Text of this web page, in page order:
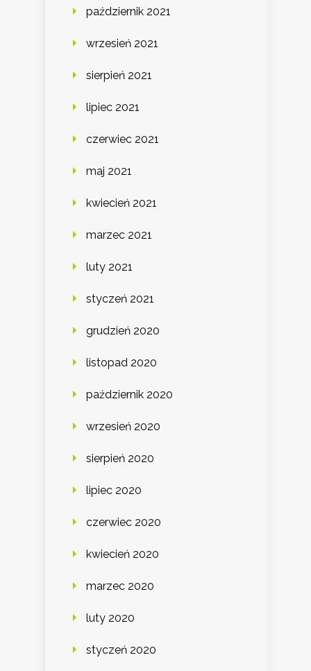
październik 2021
wrzesień 2021
sierpień 2021
lipiec 2021
czerwiec 2021
maj 2021
kwiecień 2021
marzec 2021
luty 2021
styczeń 2021
grudzień 2020
listopad 2020
październik 2020
wrzesień 2020
sierpień 2020
lipiec 2020
czerwiec 2020
kwiecień 2020
marzec 2020
luty 2020
styczeń 2020